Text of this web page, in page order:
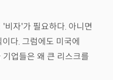
비자'가 필요하다. 아니면
다. 그럼에도 미국에
업들은 왜 큰 리스크를